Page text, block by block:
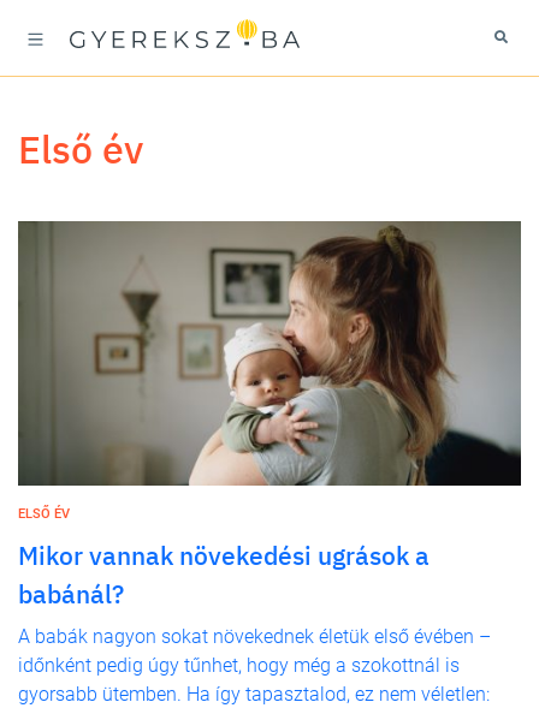
első év
ELSŐ ÉV
Mikor vannak növekedési ugrások a
babánál?
A babák nagyon sokat növekednek életük első évében –
időnként pedig úgy tűnhet, hogy még a szokottnál is
gyorsabb ütemben. Ha így tapasztalod, ez nem véletlen: